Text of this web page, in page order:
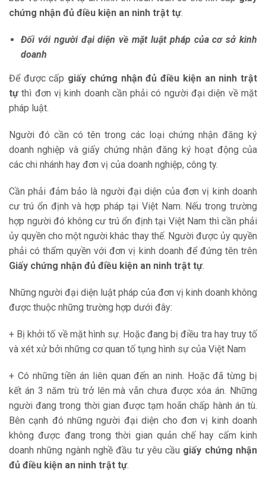
chứng nhận đủ điều kiện an ninh trật tự.
Đối với người đại diện về mặt luật pháp của cơ sở kinh
doanh
Để được cấp giấy chứng nhận đủ điều kiện an ninh trật
tựthì đơn vị kinh doanh cần phải có người đại diện về mặt
pháp luật.
Người đó cần có tên trong các loại chứng nhận đăng ký
doanh nghiệp và giấy chứng nhận đăng ký hoạt động của
các chi nhánh hay đơn vị của doanh nghiệp, công ty.
Cần phải đảm bảo là người đại diện của đơn vị kinh doanh
cư trú ổn định và hợp pháp tại Việt Nam. Nếu trong trường
hợp người đó không cư trú ổn định tại Việt Nam thì cần phải
ủy quyền cho một người khác thay thế. Người được ủy quyền
phải có thẩm quyền với đơn vị kinh doanh để đứng tên trên
Giấy chứng nhận đủ điều kiện an ninh trật tự.
Những người đại diện luật pháp của đơn vị kinh doanh không
được thuộc những trường hợp dưới đây:
+ Bị khởi tố về mặt hình sự. Hoặc đang bị điều tra hay truy tố
và xét xử bởi những cơ quan tố tụng hình sự của Việt Nam
+ Có những tiền án liên quan đến an ninh. Hoặc đã từng bị
kết án 3 năm trù trở lên mà vẫn chưa được xóa án. Những
người đang trong thời gian được tạm hoãn chấp hành án tù.
Bên cạnh đó những người đại diện cho đơn vị kinh doanh
không được đang trong thời gian quản chế hay cấm kinh
doanh những ngành nghề đầu tư yêu cầu giấy chứng nhận
đủ điều kiện an ninh trật tự.